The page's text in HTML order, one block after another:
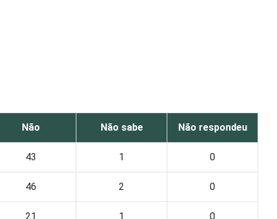
Não Não sabe Não respondeu
43 1 0
46 2 0
21 1 0